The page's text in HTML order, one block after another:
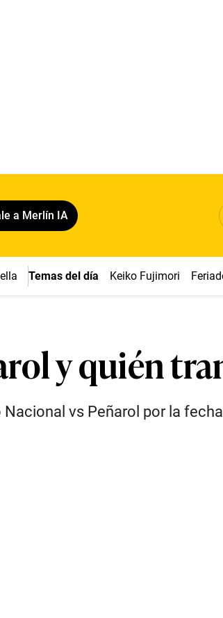
a Merlín IA
Temas del día Keiko Fujimori
y quién
vs Peñarol por la